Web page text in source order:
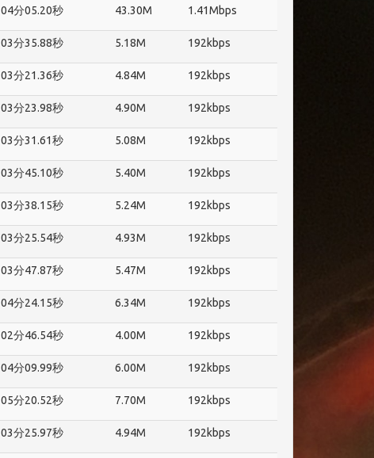
04分05.20秒 43.30M 1.41Mbps
03分35.88秒 5.18M 192kbps
03分21.36秒 4.84M 192kbps
03分23.98秒 4.90M 192kbps
03分31.61秒 5.08M 192kbps
03分45.10秒 5.40M 192kbps
03分38.15秒 5.24M 192kbps
03分25.54秒 4.93M 192kbps
03分47.87秒 5.47M 192kbps
04分24.15秒 6.34M 192kbps
02分46.54秒 4.00M 192kbps
04分09.99秒 6.00M 192kbps
05分20.52秒 7.70M 192kbps
03分25.97秒 4.94M 192kbps